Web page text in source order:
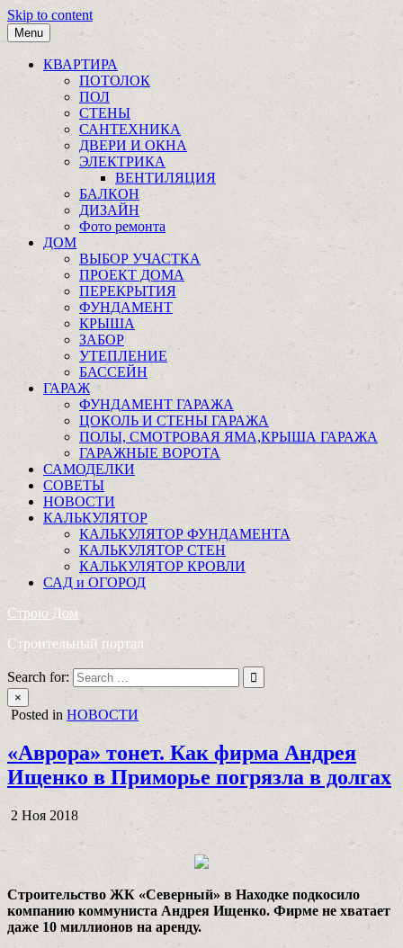
Skip to content
Menu
КВАРТИРА
ПОТОЛОК
ПОЛ
СТЕНЫ
САНТЕХНИКА
ДВЕРИ И ОКНА
ЭЛЕКТРИКА
ВЕНТИЛЯЦИЯ
БАЛКОН
ДИЗАЙН
Фото ремонта
ДОМ
ВЫБОР УЧАСТКА
ПРОЕКТ ДОМА
ПЕРЕКРЫТИЯ
ФУНДАМЕНТ
КРЫША
ЗАБОР
УТЕПЛЕНИЕ
БАССЕЙН
ГАРАЖ
ФУНДАМЕНТ ГАРАЖА
ЦОКОЛЬ И СТЕНЫ ГАРАЖА
ПОЛЫ, СМОТРОВАЯ ЯМА,КРЫША ГАРАЖА
ГАРАЖНЫЕ ВОРОТА
САМОДЕЛКИ
СОВЕТЫ
НОВОСТИ
КАЛЬКУЛЯТОР
КАЛЬКУЛЯТОР ФУНДАМЕНТА
КАЛЬКУЛЯТОР СТЕН
КАЛЬКУЛЯТОР КРОВЛИ
САД и ОГОРОД
Строю Дом
Строительный портал
Search for:
×
Posted in НОВОСТИ
«Аврора» тонет. Как фирма Андрея
Ищенко в Приморье погрязла в долгах
2 Ноя 2018
Строительство ЖК «Северный» в Находке подкосило
компанию коммуниста Андрея Ищенко. Фирме не хватает
даже 10 миллионов на аренду.